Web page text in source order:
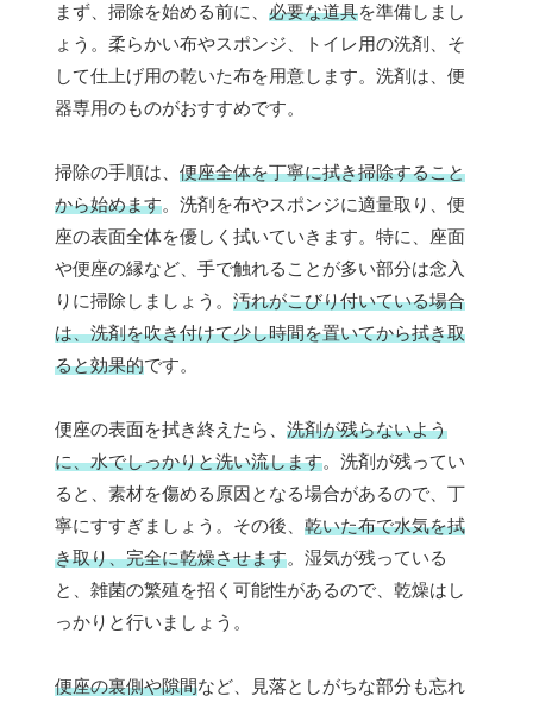
まず、掃除を始める前に、 必要な道具を準備しまし
ょう。柔らかい布やスポンジ、トイレ用の洗剤、そ
して仕上げ用の乾いた布を用意します。洗剤は、便
器専用のものがおすすめです。
掃除の手順は、 便座全体を丁寧に拭き掃除すること
から始めます。洗剤を布やスポンジに適量取り、便
座の表面全体を優しく拭いていきます。特に、座面
や便座の縁など、手で触れることが多い部分は念入
りに掃除しましょう。 汚れがこびり付いている場合
は、洗剤を吹き付けて少し時間を置いてから拭き取
ると効果的です。
便座の表面を拭き終えたら、 洗剤が残らないよう
に、水でしっかりと洗い流します。洗剤が残ってい
ると、素材を傷める原因となる場合があるので、丁
寧にすすぎましょう。その後、 乾いた布で水気を拭
き取り、完全に乾燥させます。湿気が残っている
と、雑菌の繁殖を招く可能性があるので、乾燥はし
っかりと行いましょう。
便座の裏側や隙間など、見落としがちな部分も忘れ